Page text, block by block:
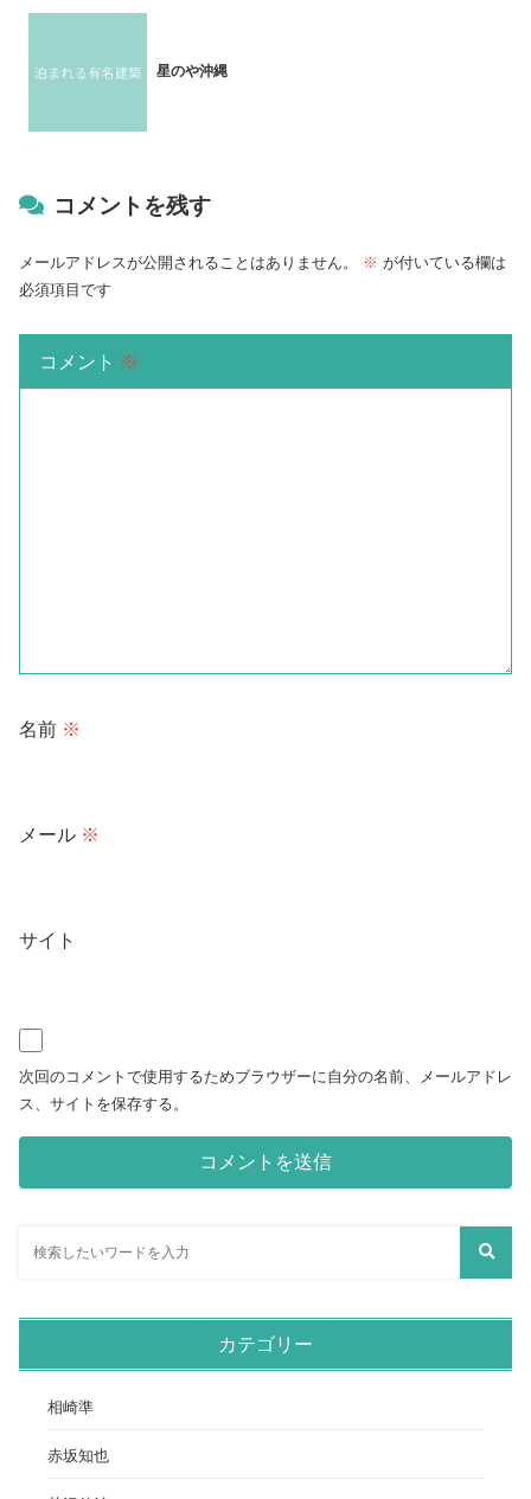
星のや沖縄
コメントを残す
メールアドレスが公開されることはありません。 ※ が付いている欄は
必須項目です
コメント ※
名前 ※
メール ※
サイト
次回のコメントで使用するためブラウザーに自分の名前、メールアドレ
ス、サイトを保存する。
カテゴリー
相崎準
赤坂知也